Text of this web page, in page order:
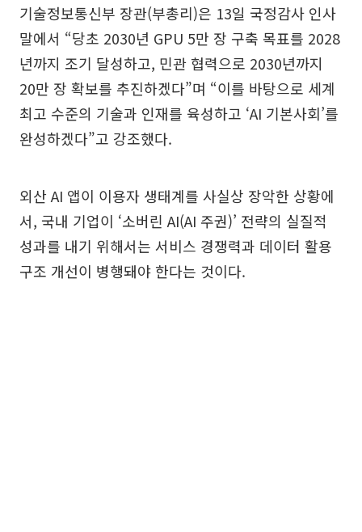
기술정보통신부 장관(부총리)은 13일 국정감사 인사
말에서 “당초 2030년 GPU 5만 장 구축 목표를 2028
년까지 조기 달성하고, 민관 협력으로 2030년까지
20만 장 확보를 추진하겠다”며 “이를 바탕으로 세계
최고 수준의 기술과 인재를 육성하고 ‘AI 기본사회’를
완성하겠다”고 강조했다.
외산 AI 앱이 이용자 생태계를 사실상 장악한 상황에
서, 국내 기업이 ‘소버린 AI(AI 주권)’ 전략의 실질적
성과를 내기 위해서는 서비스 경쟁력과 데이터 활용
구조 개선이 병행돼야 한다는 것이다.